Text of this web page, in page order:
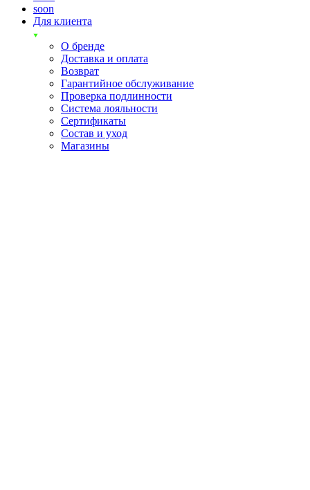
soon
Для клиента
О бренде
Доставка и оплата
Возврат
Гарантийное обслуживание
Проверка подлинности
Система лояльности
Сертификаты
Состав и уход
Магазины